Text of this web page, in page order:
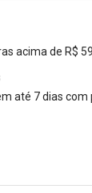
acima de R$
até 7 dias com